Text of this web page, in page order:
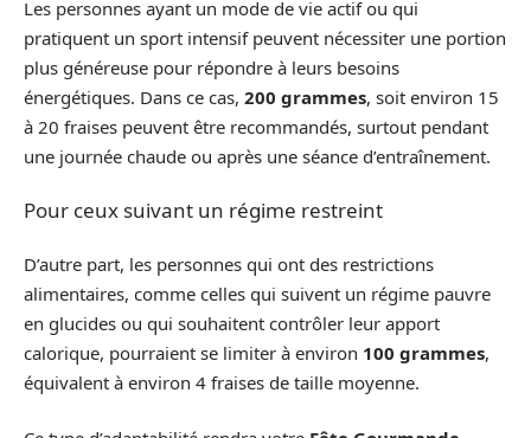
Les personnes ayant un mode de vie actif ou qui
pratiquent un sport intensif peuvent nécessiter une portion
plus généreuse pour répondre à leurs besoins
énergétiques. Dans ce cas, 200 grammes, soit environ 15
à 20 fraises peuvent être recommandés, surtout pendant
une journée chaude ou après une séance d’entraînement.
Pour ceux suivant un régime restreint
D’autre part, les personnes qui ont des restrictions
alimentaires, comme celles qui suivent un régime pauvre
en glucides ou qui souhaitent contrôler leur apport
calorique, pourraient se limiter à environ 100 grammes,
équivalent à environ 4 fraises de taille moyenne.